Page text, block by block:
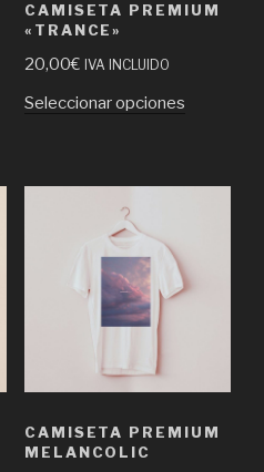
CAMISETA PREMIUM
«TRANCE»
20,00€ IVA INCLUIDO
Seleccionar opciones
CAMISETA PREMIUM
MELANCOLIC